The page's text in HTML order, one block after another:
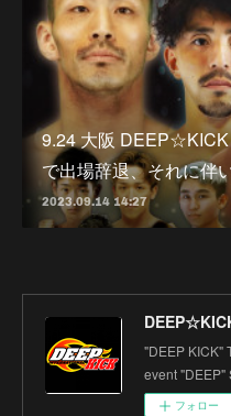
9.24 大阪
で出場辞退、それに伴
2023.09.14 14:27
"DEEP KICK"
event "DEEP"
フォロー